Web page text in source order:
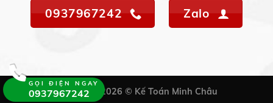
0937967242 Zalo
Copyright 2026 © Kế Toán Minh Châu
GỌI ĐIỆN NGAY
0937967242